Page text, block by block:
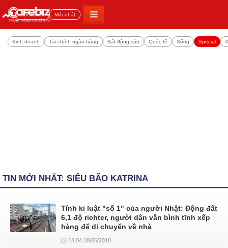
Đọc nhiều Mới nhất
Kinh doanh Tài chính ngân hàng Bất động sản Quốc tế Sống Special
TIN MỚI NHẤT: SIÊU BÃO KATRINA
Tính kỉ luật "số 1" của người Nhật: Động đất
6,1 độ richter, người dân vẫn bình tĩnh xếp
hàng để di chuyển về nhà
18:04 18/06/2018